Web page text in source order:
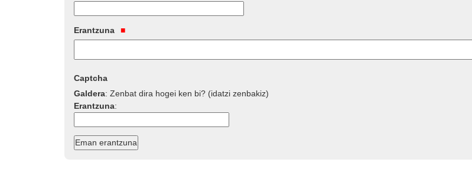
Erantzuna
Captcha
Galdera:Zenbat dira hogei ken bi? (idatzi zenbakiz)
Erantzuna: